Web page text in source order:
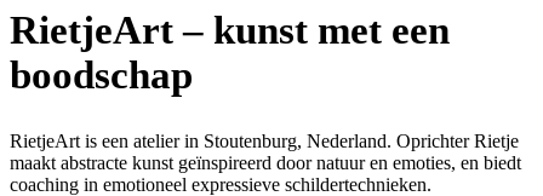
RietjeArt – kunst met een
boodschap
RietjeArt is een atelier in Stoutenburg, Nederland. Oprichter Rietje
maakt abstracte kunst geïnspireerd door natuur en emoties, en biedt
coaching in emotioneel expressieve schildertechnieken.